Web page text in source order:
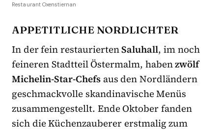
Restaurant Oxenstiernan
APPETITLICHE NORDLICHTER
In der fein restauriertenSaluhall, im noch
feineren Stadtteil Östermalm, habenzwölf
Michelin-Star-Chefs aus den Nordländern
geschmackvolle skandinavische Menüs
zusammengestellt. Ende Oktober fanden
sich die Küchenzauberer erstmalig zum